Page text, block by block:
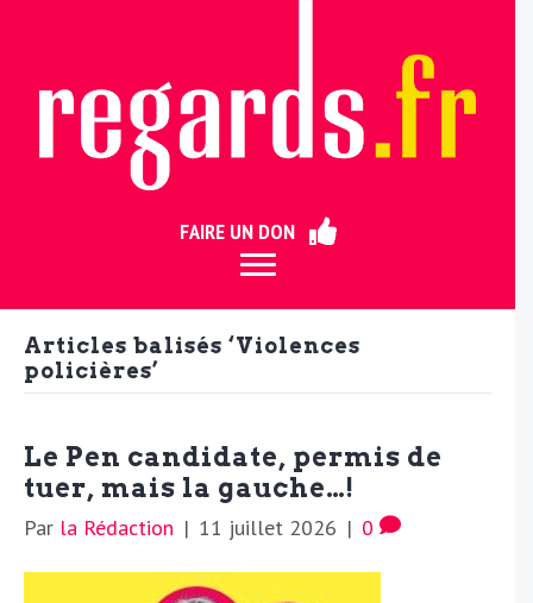
FAIRE UN DON
Articles balisés ‘Violences
policières’
Le Pen candidate, permis de
tuer, mais la gauche…!
Par la Rédaction | 11 juillet 2026 | 0